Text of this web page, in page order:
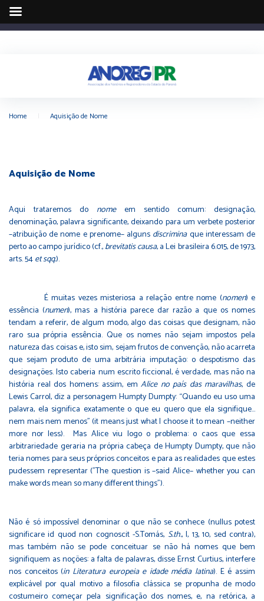
Home Aquisição de Nome
Aquisição de Nome
Aqui trataremos do nomeem sentido comum: designação,
denominação, palavra significante, deixando para um verbete posterior
–atribuição de nome e prenome– alguns discriminaque interessam de
perto ao campo jurídico (cf.,brevitatis causa, a Lei brasileira 6.015, de 1973,
arts. 54et sqq.).
É muitas vezes misteriosa a relação entre nome (nomen) e
essência (numen), mas a história parece dar razão a que os nomes
tendam a referir, de algum modo, algo das coisas que designam, não
raro sua própria essência. Que os nomes não sejam impostos pela
natureza das coisas e, isto sim, sejam frutos de convenção, não acarreta
que sejam produto de uma arbitrária imputação: o despotismo das
designações. Isto caberia num escrito ficcional, é verdade, mas não na
história real dos homens: assim, emAlice no país das maravilhas, de
Lewis Carrol, diz a personagem Humpty Dumpty: “Quando eu uso uma
palavra, ela significa exatamente o que eu quero que ela signifique…
nem mais nem menos” (it means just what I choose it to mean –neither
more nor less). Mas Alice viu logo o problema: o caos que essa
arbitrariedade geraria na própria cabeça de Humpty Dumpty, que não
teria nomes para seus próprios conceitos e para as realidades que estes
pudessem representar ("The question is –said Alice– whether you can
make words mean so many different things”).
Não é só impossível denominar o que não se conhece (nullus potest
significare id quod non cognoscit -S.Tomás, S.th., I, 13, 10, sed contra),
mas também não se pode conceituar se não há nomes que bem
signifiquem as noções: a falta de palavras, disse Ernst Curtius, interfere
nos conceitos (in Literatura europeia e idade média latina). E é assim
explicável por qual motivo a filosofia clássica se propunha de modo
costumeiro começar pela significação dos nomes, e, na retórica, a